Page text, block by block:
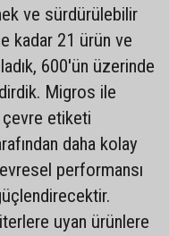
ve sürdürülebilir
kadar 21 ürün ve
600'ün üzerinde
Migros ile
etiketi
daha kolay
performansı
uyan ürünlere